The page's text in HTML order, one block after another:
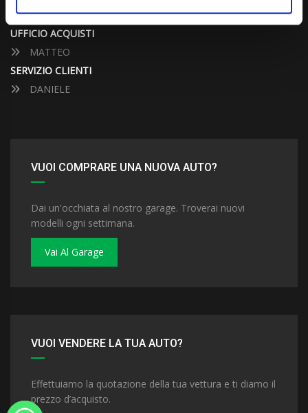
ALESSANDRO
UFFICIO ACQUISTI
MATTEO
SERVIZIO CLIENTI
DANIELE
VUOI COMPRARE UNA NUOVA AUTO?
Dai un'occhiata al nostro garage. Troverai nuovi
modelli ogni settimana.
Vai Al Garage
VUOI VENDERE LA TUA AUTO?
Effettuiamo la quotazione della tua vettura e ti diamo il
prezzo d’acquisto.